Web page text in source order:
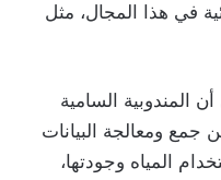
في هذا المجال، مثل
المندوبية السامية
جمع ومعالجة البيانات
المياه وجودتها،